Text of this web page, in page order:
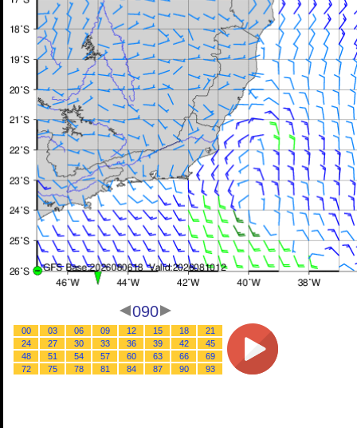
090
00 03 06 09 12 15 18
21
24
27 30 33 36 39 42
45
48
51 54 57 60 63 66
69
72
75 78 81 84 87 90 93